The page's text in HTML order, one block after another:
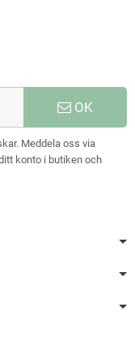
OK
Meddela oss via
konto i butiken och